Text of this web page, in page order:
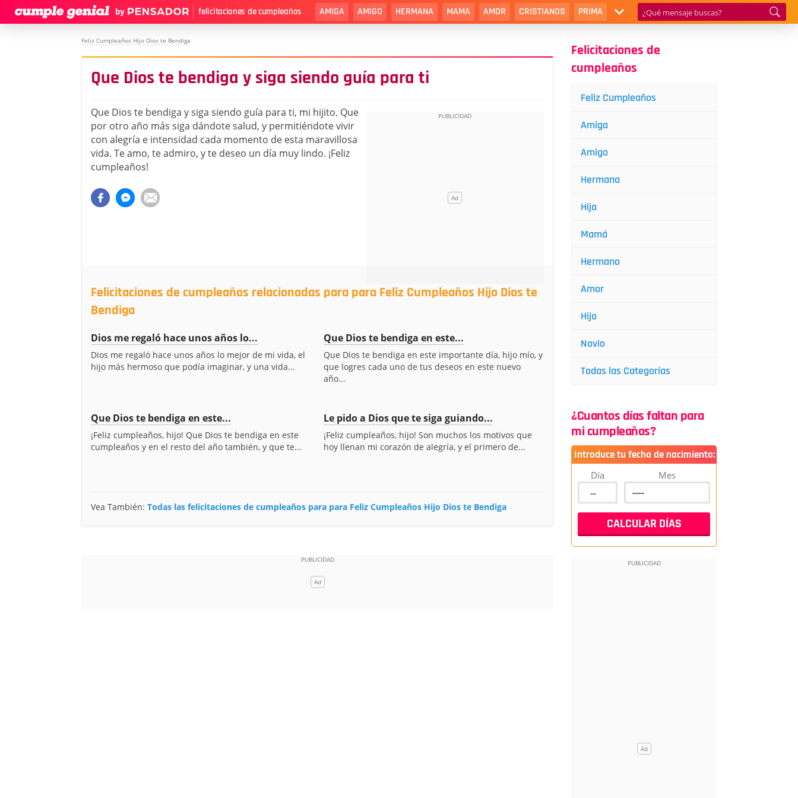
felicitaciones de cumpleaños AMIGA AMIGO HERMANA MAMA AMOR CRISTIANOS PRIMA
Feliz Cumpleaños Hijo Dios te Bendiga
Que Dios te bendiga y siga siendo guía para ti
Que Dios te bendiga y siga siendo guía para ti, mi hijito. Que
por otro año más siga dándote salud, y permitiéndote vivir
con alegría e intensidad cada momento de esta maravillosa
vida. Te amo, te admiro, y te deseo un día muy lindo. ¡Feliz
cumpleaños!
Felicitaciones de cumpleaños relacionadas para para Feliz Cumpleaños Hijo Dios te
Bendiga
Dios me regaló hace unos años lo...
Dios me regaló hace unos años lo mejor de mi vida, el
hijo más hermoso que podía imaginar, y una vida...
Que Dios te bendiga en este...
Que Dios te bendiga en este importante día, hijo mío, y
que logres cada uno de tus deseos en este nuevo
año...
Que Dios te bendiga en este...
¡Feliz cumpleaños, hijo! Que Dios te bendiga en este
cumpleaños y en el resto del año también, y que te...
Le pido a Dios que te siga guiando...
¡Feliz cumpleaños, hijo! Son muchos los motivos que
hoy llenan mi corazón de alegría, y el primero de...
Vea También: Todas las felicitaciones de cumpleaños para para Feliz Cumpleaños Hijo Dios te Bendiga
Felicitaciones de
cumpleaños
Feliz Cumpleaños
Amiga
Amigo
Hermana
Hija
Mamá
Hermano
Amor
Hijo
Novio
Todas las Categorías
¿Cuantos días faltan para
mi cumpleaños?
Introduce tu fecha de nacimiento:
Día Mes